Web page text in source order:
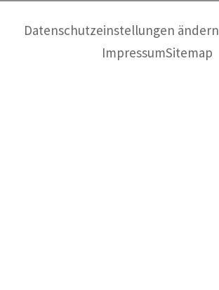
Datenschutzeinstellungen ändern
ImpressumSitemap